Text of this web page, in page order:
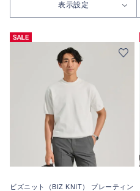
表示設定
ビズニット（BIZ KNIT） プレーティン